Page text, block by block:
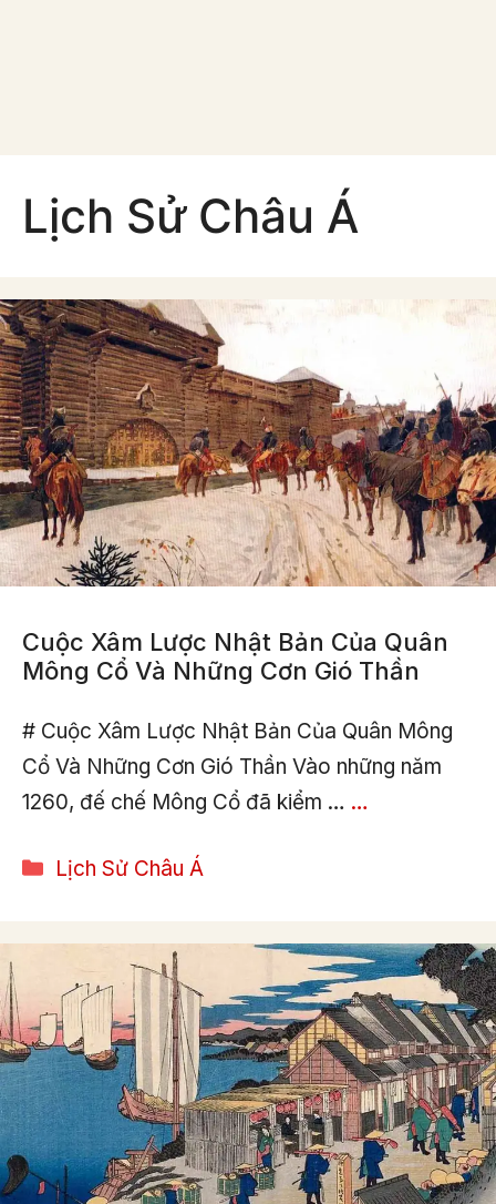
Lịch Sử Châu Á
Cuộc Xâm Lược Nhật Bản Của Quân
Mông Cổ Và Những Cơn Gió Thần
# Cuộc Xâm Lược Nhật Bản Của Quân Mông
Cổ Và Những Cơn Gió Thần Vào những năm
1260, đế chế Mông Cổ đã kiểm … …
Categories
Lịch Sử Châu Á